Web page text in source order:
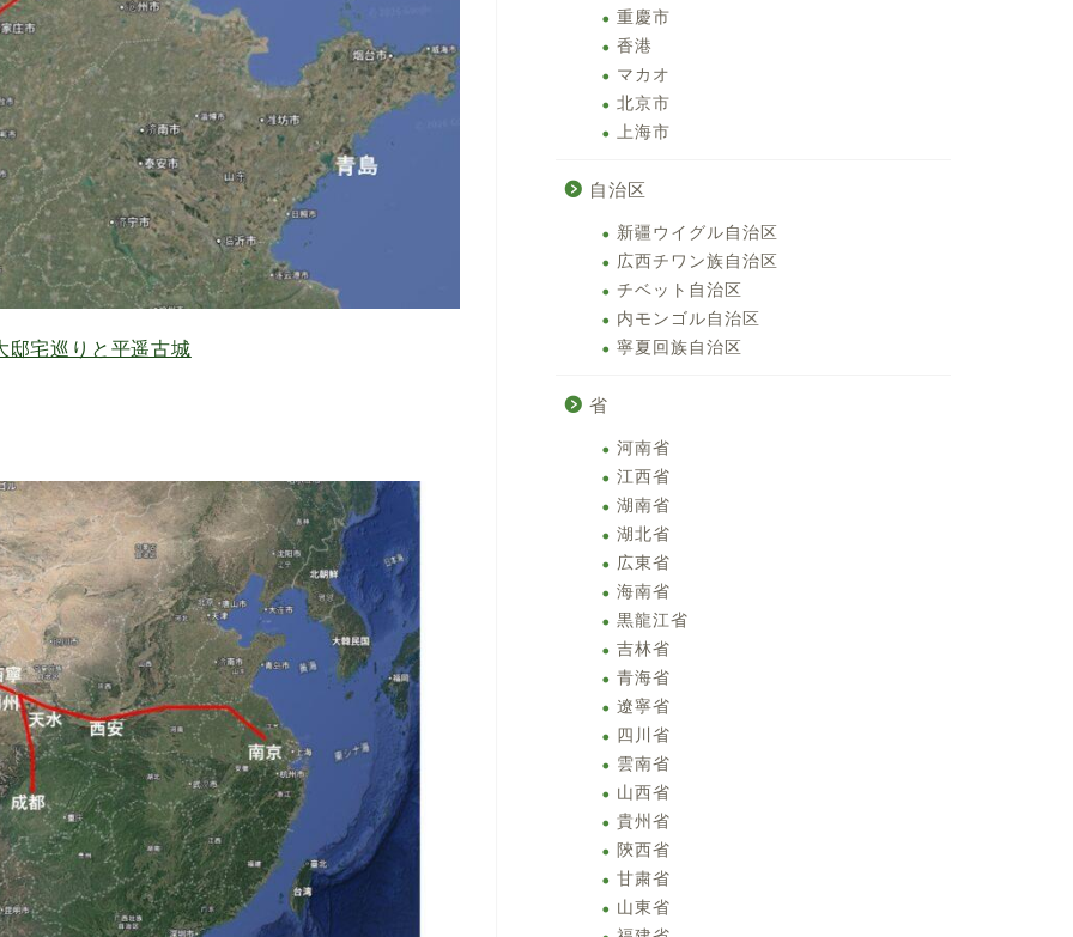
邸宅巡りと平遥古城
重慶市
香港
マカオ
北京市
上海市
自治区
新疆ウイグル自治区
広西チワン族自治区
チベット自治区
内モンゴル自治区
寧夏回族自治区
省
河南省
江西省
湖南省
湖北省
広東省
海南省
黒龍江省
吉林省
青海省
遼寧省
四川省
雲南省
山西省
貴州省
陝西省
甘粛省
山東省